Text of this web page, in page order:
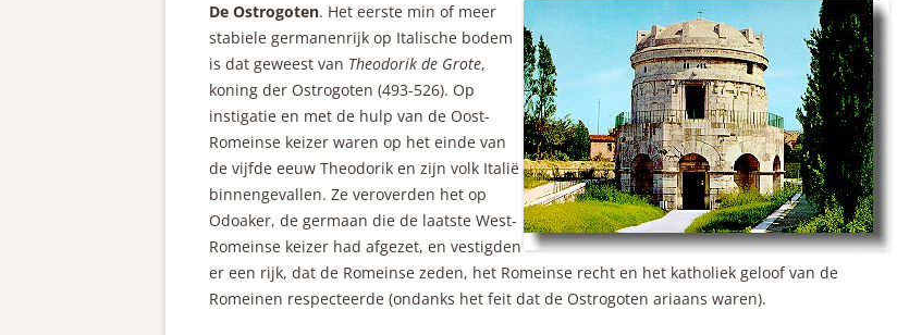
De Ostrogoten. Het eerste min of meer
stabiele germanenrijk op Italische bodem
is dat geweest van Theodorik de Grote,
koning der Ostrogoten (493-526). Op
instigatie en met de hulp van de Oost-
Romeinse keizer waren op het einde van
de vijfde eeuw Theodorik en zijn volk Italië
binnengevallen. Ze veroverden het op
Odoaker, de germaan die de laatste West-
Romeinse keizer had afgezet, en vestigden
er een rijk, dat de Romeinse zeden, het Romeinse recht en het katholiek geloof van de
Romeinen respecteerde (ondanks het feit dat de Ostrogoten ariaans waren).